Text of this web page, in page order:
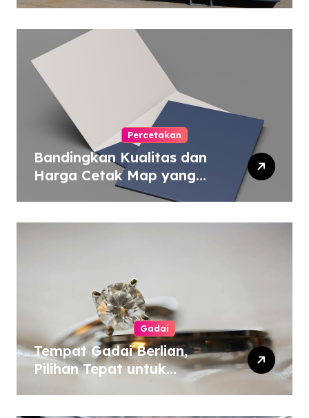
Percetakan
Bandingkan Kualitas dan
Harga Cetak Map yang
Murah atau Mahal
Gadai
Tempat Gadai Berlian,
Pilihan Tepat untuk